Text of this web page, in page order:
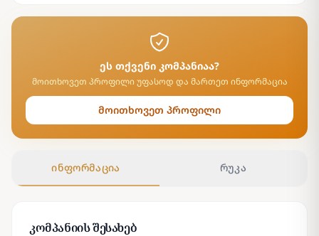
ეს თქვენი კომპანიაა?
მოითხოვეთ პროფილი უფასოდ და მართეთ ინფორმაცია
მოითხოვეთ პროფილი
ინფორმაცია რუკა
კომპანიის შესახებ